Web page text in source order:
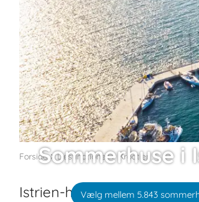
Sommerhuse i
Vælg mellem 5.843
Forside Destinationer Kroatien
Istrien-halvøen i Kroatien